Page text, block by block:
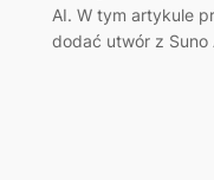
AI. W tym artykule
dodać utwór z